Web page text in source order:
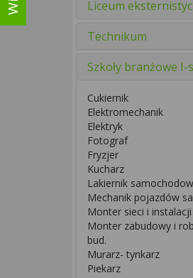
Liceum
Technikum
Szkoły branżowe
Cukiernik
Elektromechanik
Elektryk
Fotograf
Fryzjer
Kucharz
Lakiernik
Mechanik pojazdów
Monter sieci i
Monter zabudowy i
bud.
Murarz- tynkarz
Piekarz